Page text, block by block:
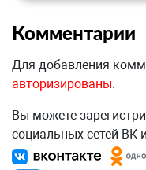
Комментарии
Для добавления
авторизированы.
Вы можете
социальных сетей ВК